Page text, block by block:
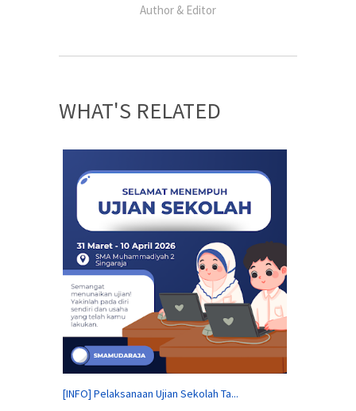
Author & Editor
WHAT'S RELATED
[INFO] Pelaksanaan Ujian Sekolah Ta...